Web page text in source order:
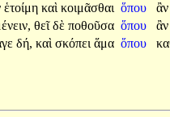
ἑτοίμη καὶ κοιμᾶσθαι ὅπου
θεῖδὲ ποθοῦσα ὅπου
δή, καὶ σκόπει ἅμα ὅπου